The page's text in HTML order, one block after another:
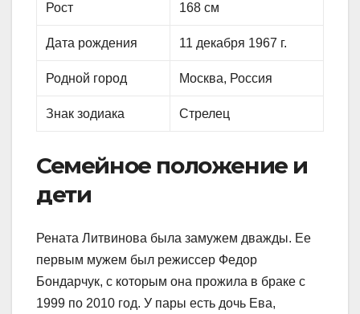
Рост 168 см
Дата рождения 11 декабря 1967 г.
Родной город Москва, Россия
Знак зодиака Стрелец
Семейное положение и
дети
Рената Литвинова была замужем дважды. Ее
первым мужем был режиссер Федор
Бондарчук, с которым она прожила в браке с
1999 по 2010 год. У пары есть дочь Ева,